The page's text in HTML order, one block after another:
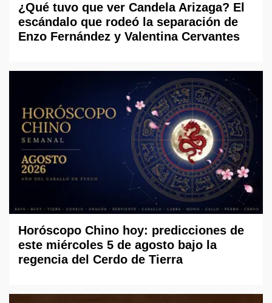
¿Qué tuvo que ver Candela Arizaga? El
escándalo que rodeó la separación de
Enzo Fernández y Valentina Cervantes
Horóscopo Chino hoy: predicciones de
este miércoles 5 de agosto bajo la
regencia del Cerdo de Tierra